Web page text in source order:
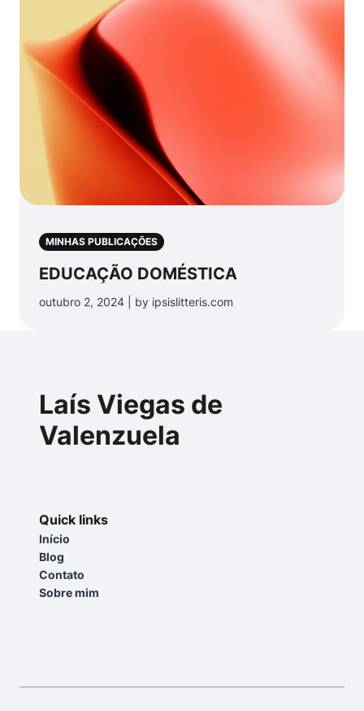
MINHAS PUBLICAÇÕES
EDUCAÇÃO DOMÉSTICA
outubro 2, 2024 | by ipsislitteris.com
Laís Viegas de
Valenzuela
Quick links
Início
Blog
Contato
Sobre mim